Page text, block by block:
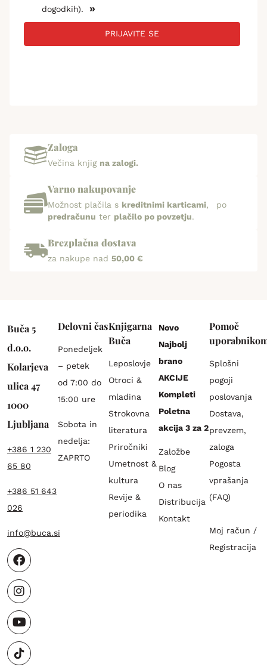
dogodkih).
»
PRIJAVITE SE
Zaloga
Večina knjig na zalogi.
Varno nakupovanje
Možnost plačila s kreditnimi karticami, po
predračunu ter plačilo po povzetju.
Brezplačna dostava
za nakupe nad 50,00 €
Buča 5
d.o.o.
Kolarjeva
ulica 47
1000
Ljubljana
+386 1 230
65 80
+386 51 643
026
info@buca.si
Delovni čas
Ponedeljek
– petek
od 7:00 do
15:00 ure
Sobota in
nedelja:
ZAPRTO
Knjigarna
Buča
Leposlovje
Otroci &
mladina
Strokovna
literatura
Priročniki
Umetnost &
kultura
Revije &
periodika
Novo
Najbolj
brano
AKCIJE
Kompleti
Poletna
akcija 3 za 2
Založbe
Blog
O nas
Distribucija
Kontakt
Pomoč
Splošni
pogoji
poslovanja
Dostava,
prevzem,
zaloga
Pogosta
vprašanja
(FAQ)
Moj račun /
Registracija